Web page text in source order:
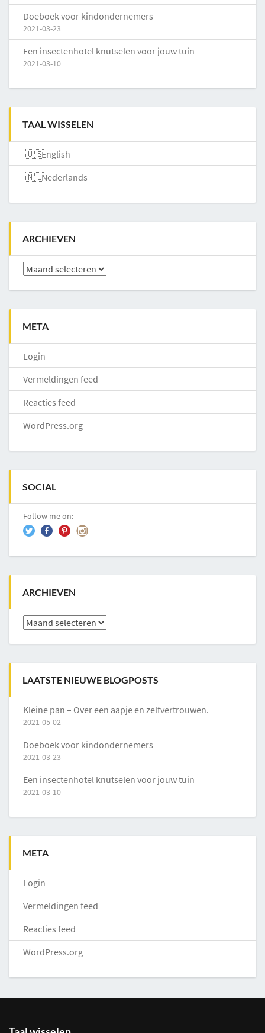
Doeboek voor kindondernemers
2021-03-23
Een insectenhotel knutselen voor jouw tuin
2021-03-10
TAAL WISSELEN
English
Nederlands
ARCHIEVEN
Archieven
META
Login
Vermeldingen feed
Reacties feed
WordPress.org
SOCIAL
Follow me on:
ARCHIEVEN
Archieven
LAATSTE NIEUWE BLOGPOSTS
Kleine pan – Over een aapje en zelfvertrouwen.
2021-05-02
Doeboek voor kindondernemers
2021-03-23
Een insectenhotel knutselen voor jouw tuin
2021-03-10
META
Login
Vermeldingen feed
Reacties feed
WordPress.org